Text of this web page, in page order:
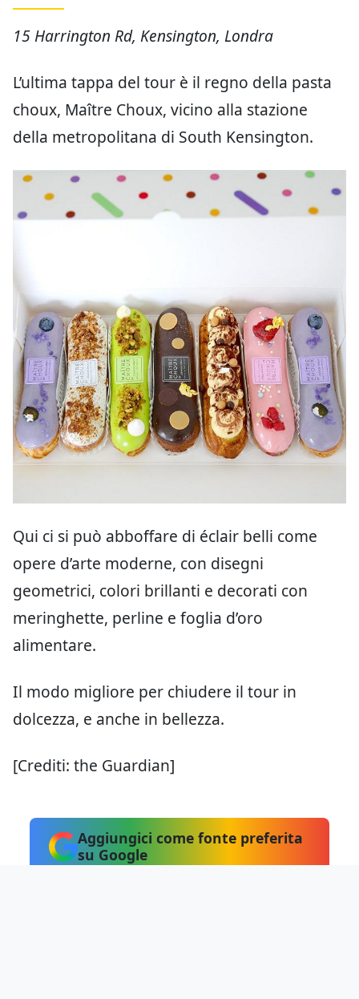
15 Harrington Rd, Kensington, Londra
L’ultima tappa del tour è il regno della pasta
choux, Maître Choux, vicino alla stazione
della metropolitana di South Kensington.
Qui ci si può abboffare di éclair belli come
opere d’arte moderne, con disegni
geometrici, colori brillanti e decorati con
meringhette, perline e foglia d’oro
alimentare.
Il modo migliore per chiudere il tour in
dolcezza, e anche in bellezza.
[Crediti: the Guardian]
Aggiungici come fonte preferita
su Google